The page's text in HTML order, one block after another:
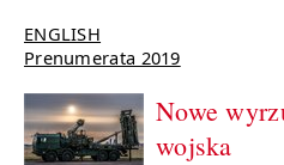
ENGLISH
Prenumerata 2019
Nowe
wojska